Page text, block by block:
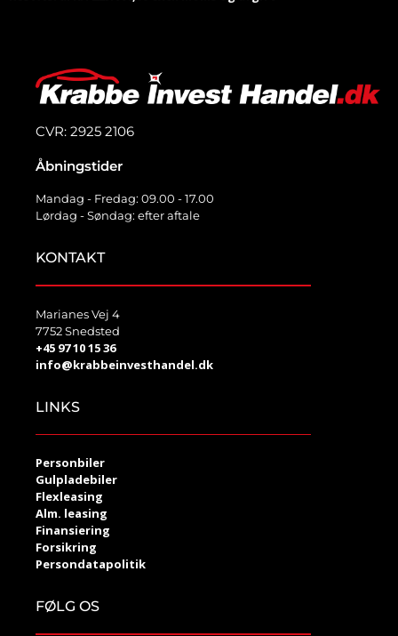
CVR: 2925 2106
Åbningstider
Mandag - Fredag: 09.00 - 17.00
Lørdag - Søndag: efter aftale
KONTAKT
Marianes Vej 4
7752 Snedsted
+45 97 10 15 36
info@krabbeinvesthandel.dk
LINKS
Personbiler
Gulpladebiler
Flexleasing
Alm. leasing
Finansiering
Forsikring
Persondatapolitik
FØLG OS